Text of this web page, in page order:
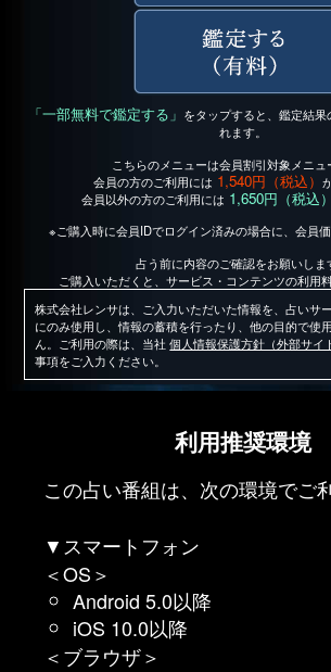
「一部無料で鑑定する」 をタップすると、鑑定結
れます。
こちらのメニューは会員割引対象メニュ
会員の方のご利用には 1,540円（税込）
会員以外の方のご利用には 1,650円（税込）
※ご購入時に会員IDでログイン済みの場合に、会員価
占う前に内容のご確認をお願いしま
ご購入いただくと、サービス・コンテンツの利用
株式会社レンサは、ご入力いただいた情報を、占いサ
にのみ使用し、情報の蓄積を行ったり、他の目的で使
ん。ご利用の際は、当社個人情報保護方針（外部サイ
事項をご入力ください。
利用推奨環境
この占い番組は、次の環境でご
▼スマートフォン
＜OS＞
Android 5.0以降
iOS 10.0以降
＜ブラウザ＞